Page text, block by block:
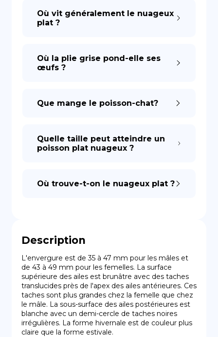
Où vit généralement le nuageux
plat ?
Où la plie grise pond-elle ses
œufs ?
Que mange le poisson-chat?
Quelle taille peut atteindre un
poisson plat nuageux ?
Où trouve-t-on le nuageux plat ?
Description
L'envergure est de 35 à 47 mm pour les mâles et
de 43 à 49 mm pour les femelles. La surface
supérieure des ailes est brunâtre avec des taches
translucides près de l'apex des ailes antérieures. Ces
taches sont plus grandes chez la femelle que chez
le mâle. La sous-surface des ailes postérieures est
blanche avec un demi-cercle de taches noires
irrégulières. La forme hivernale est de couleur plus
claire que la forme estivale.